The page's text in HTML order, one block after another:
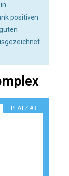
positiven
PLATZ #3